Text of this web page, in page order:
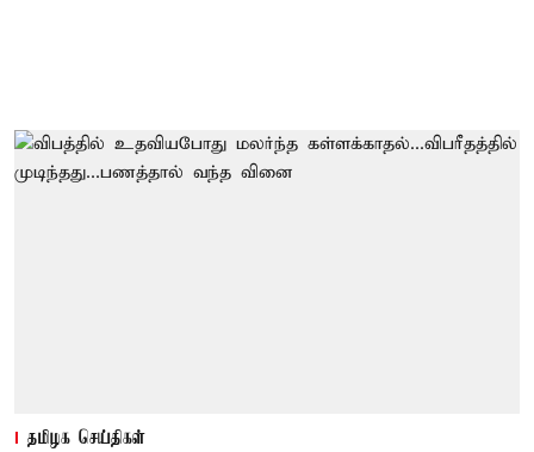
தமிழக செய்திகள்